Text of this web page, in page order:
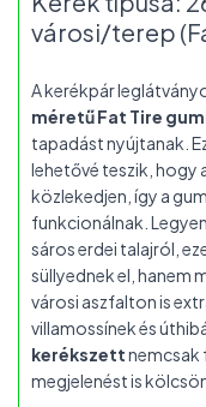
városi/terep
A kerékpár
méretű Fat Tire
tapadást nyújtanak.
lehetővé teszik, hogy
közlekedjen, így a
funkcionálnak.
sáros erdei talajról,
süllyednek el, hanem
városi aszfalton is
villamossínek és
kerékszettnemcsak
megjelenést is